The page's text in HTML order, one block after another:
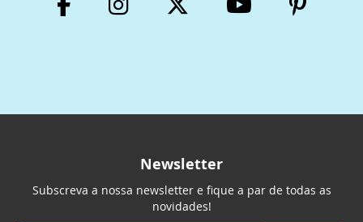
Newsletter
Subscreva a nossa newsletter e fique a par de todas as
novidades!